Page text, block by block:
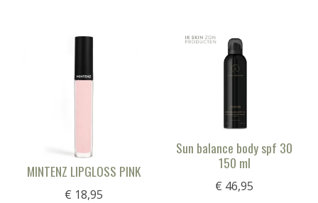
MINTENZ LIPGLOSS PINK
€ 18,95
Sun balance body spf 30
150 ml
€ 46,95